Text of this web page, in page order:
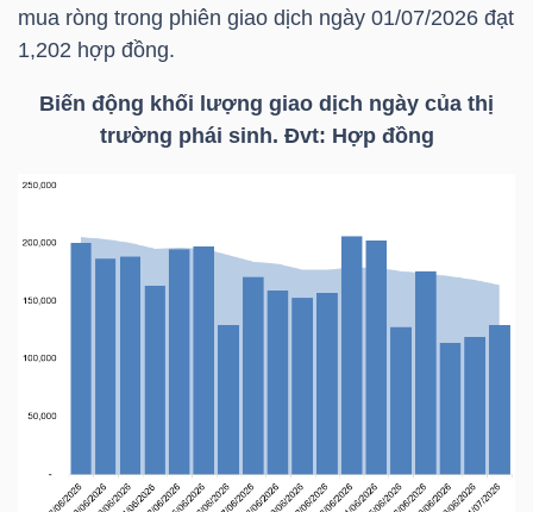
mua ròng trong phiên giao dịch ngày 01/07/2026 đạt
1,202 hợp đồng.
Biến động khối lượng giao dịch ngày của thị
trường phái sinh. Đvt: Hợp đồng
YẾU
DÙNG
KHỎE